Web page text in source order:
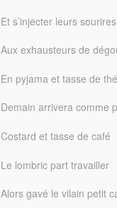
Et s’injecter leurs
Aux exhausteurs de
En pyjama et tasse de thé
Demain arrivera comme
Costard et tasse de café
Le lombric part travailler
Alors gavé le vilain petit